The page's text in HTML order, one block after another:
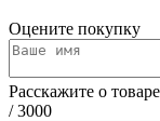
Оцените покупку
Расскажите о товаре
/3000